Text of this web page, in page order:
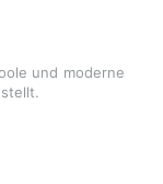
und moderne